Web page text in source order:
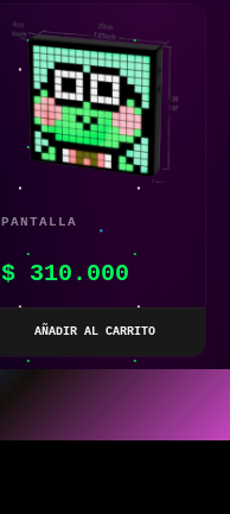
PANTALLA
INTELIGENTE PIXELES
LED
$ 310.000
AÑADIR AL CARRITO